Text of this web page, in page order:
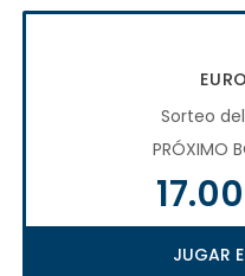
Sorteo
PRÓXIMO
JUGAR